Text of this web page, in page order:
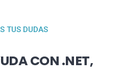
TUS DUDAS
CON .NET,